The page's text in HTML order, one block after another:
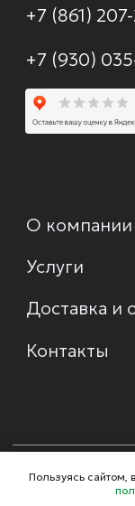
Пользуясь сайтом,